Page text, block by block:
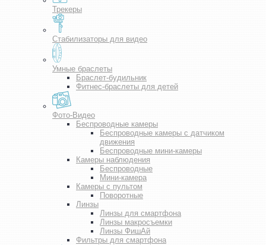
Трекеры
Стабилизаторы для видео
Умные браслеты
Браслет-будильник
Фитнес-браслеты для детей
Фото-Видео
Беспроводные камеры
Беспроводные камеры с датчиком
движения
Беспроводные мини-камеры
Камеры наблюдения
Беспроводные
Мини-камера
Камеры с пультом
Поворотные
Линзы
Линзы для смартфона
Линзы макросъемки
Линзы ФишАй
Фильтры для смартфона